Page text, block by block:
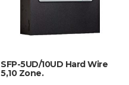
SFP-5UD/10UD Hard Wire
5,10 Zone.